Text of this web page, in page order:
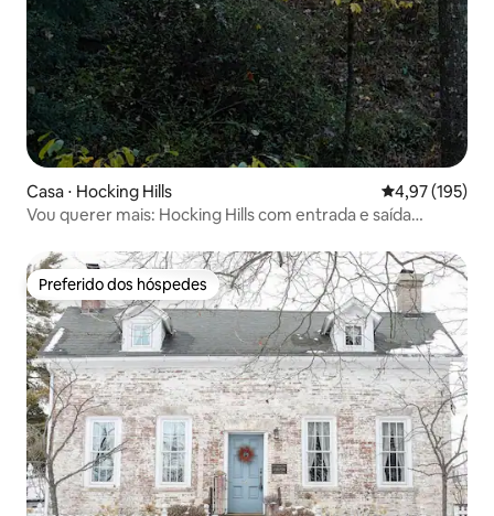
Casa ⋅ Hocking Hills 4,97 de uma
4,97 (195)
Vou querer mais: Hocking Hills com entrada e saída
Preferido dos hóspedes
Preferido dos hóspedes